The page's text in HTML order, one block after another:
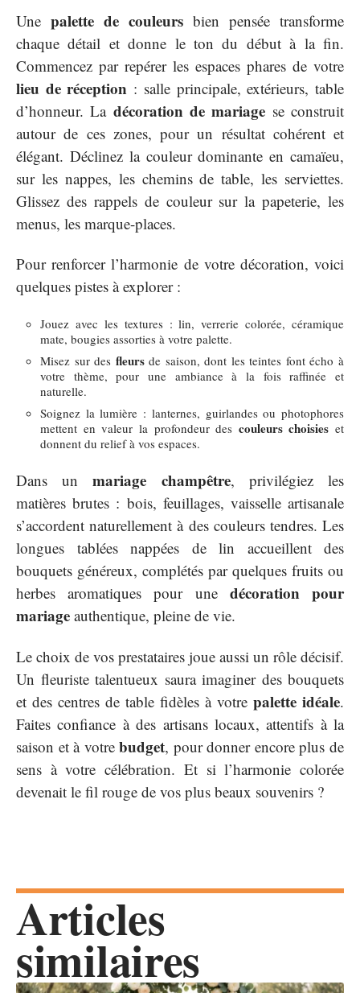
Une palette de couleurs bien pensée transforme
chaque détail et donne le ton du début à la fin.
Commencez par repérer les espaces phares de votre
lieu de réception : salle principale, extérieurs, table
d’honneur. La décoration de mariage se construit
autour de ces zones, pour un résultat cohérent et
élégant. Déclinez la couleur dominante en camaïeu,
sur les nappes, les chemins de table, les serviettes.
Glissez des rappels de couleur sur la papeterie, les
menus, les marque-places.
Pour renforcer l’harmonie de votre décoration, voici
quelques pistes à explorer :
Jouez avec les textures : lin, verrerie colorée, céramique
mate, bougies assorties à votre palette.
Misez sur des fleursde saison, dont les teintes font écho à
votre thème, pour une ambiance à la fois raffinée et
naturelle.
Soignez la lumière : lanternes, guirlandes ou photophores
mettent en valeur la profondeur des couleurs choisies et
donnent du relief à vos espaces.
Dans unmariage champêtre, privilégiez les
matières brutes : bois, feuillages, vaisselle artisanale
s’accordent naturellement à des couleurs tendres. Les
longues tablées nappées de lin accueillent des
bouquets généreux, complétés par quelques fruits ou
herbes aromatiques pour une décoration pour
mariage authentique, pleine de vie.
Le choix de vos prestataires joue aussi un rôle décisif.
Un fleuriste talentueux saura imaginer des bouquets
et des centres de table fidèles à votre palette idéale.
Faites confiance à des artisans locaux, attentifs à la
saison et à votrebudget, pour donner encore plus de
sens à votre célébration. Et si l’harmonie colorée
devenait le fil rouge de vos plus beaux souvenirs ?
Articles
similaires